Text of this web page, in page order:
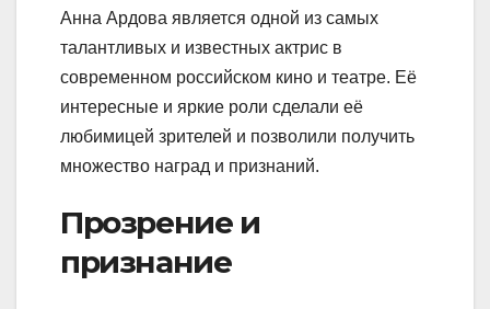
Анна Ардова является одной из самых
талантливых и известных актрис в
современном российском кино и театре. Её
интересные и яркие роли сделали её
любимицей зрителей и позволили получить
множество наград и признаний.
Прозрение и
признание